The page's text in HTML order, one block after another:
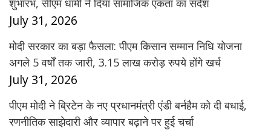
शुभारंभ, सीएम धामी ने दिया सामाजिक एकता का संदेश
July 31, 2026
मोदी सरकार का बड़ा फैसला: पीएम किसान सम्मान निधि योजना
अगले 5 वर्षों तक जारी, 3.15 लाख करोड़ रुपये होंगे खर्च
July 31, 2026
पीएम मोदी ने ब्रिटेन के नए प्रधानमंत्री एंडी बर्नहैम को दी बधाई,
रणनीतिक साझेदारी और व्यापार बढ़ाने पर हुई चर्चा